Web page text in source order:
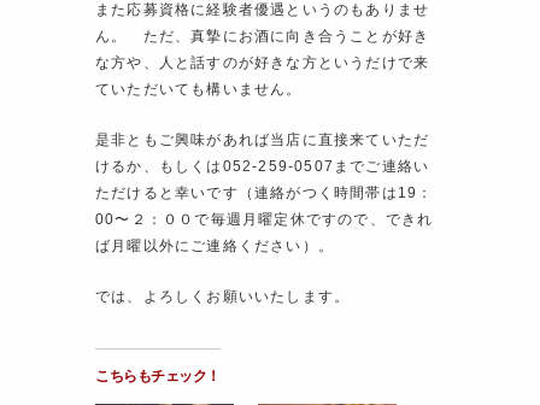
また応募資格に経験者優遇というのもありませ
ん。 ただ、真摯にお酒に向き合うことが好き
な方や、人と話すのが好きな方というだけで来
ていただいても構いません。
是非ともご興味があれば当店に直接来ていただ
けるか、もしくは052-259-0507までご連絡い
ただけると幸いです（連絡がつく時間帯は19：
00〜２：００で毎週月曜定休ですので、できれ
ば月曜以外にご連絡ください）。
では、よろしくお願いいたします。
こちらもチェック！